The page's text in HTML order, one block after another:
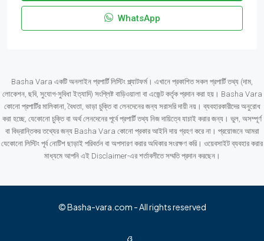
WhatsApp
Basha Vara একটি অনলাইন প্রপার্টি লিস্টিং প্ল্যাটফর্ম। এখানে প্রকাশিত সকল প্রপার্টি তথ্য (দাম,
লোকেশন, ছবি, সুযোগ-সুবিধা ইত্যাদি) সংশ্লিষ্ট বাড়িওয়ালা বা এজেন্ট কর্তৃক প্রদান করা হয়। Basha Vara
কোনো প্রপার্টির মালিকানা, বৈধতা, ভাড়া চুক্তি বা লেনদেনের জন্য সরাসরি দায়ী নয়। ব্যবহারকারীদের অনুরোধ
করা হচ্ছে, যেকোনো চুক্তি বা অর্থ লেনদেনের পূর্বে প্রপার্টি তথ্য নিজ দায়িত্বে যাচাই করার জন্য। ভুল, অসম্পূর্ণ
বা বিভ্রান্তিকর তথ্যের জন্য Basha Vara কোনো প্রকার আইনি দায় গ্রহণ করে না। প্রয়োজনে আমরা
যেকোনো লিস্টিং পূর্ব নোটিশ ছাড়াই পরিবর্তন বা অপসারণ করার অধিকার সংরক্ষণ করি। ওয়েবসাইট ব্যবহার করার
মাধ্যমে আপনি এই Disclaimer-এর শর্তাবলীতে সম্মতি প্রদান করছেন।
© Basha-vara.com - All rights reserved